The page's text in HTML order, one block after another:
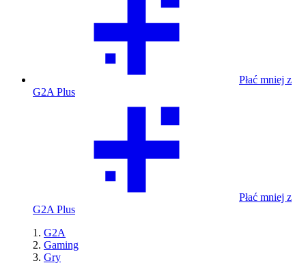
Płać mniej z
G2A Plus
Płać mniej z
G2A Plus
G2A
Gaming
Gry